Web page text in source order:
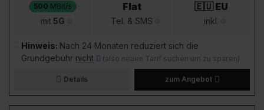
500 MBit/s
mit5G
Flat
Tel. & SMS
🇪🇺 EU
inkl.
Hinweis: Nach 24 Monaten reduziert sich die
Grundgebühr nicht (also neuen Tarif suchen um zu sparen)
Details zum Angebot